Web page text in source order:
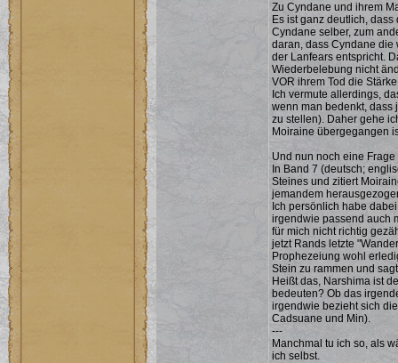
Zu Cyndane und ihrem
Es ist ganz deutlich,
Cyndane selber, zum
daran, dass Cyndane die
der Lanfears entspricht.
Wiederbelebung nicht
VOR ihrem Tod die
Ich vermute allerdings,
wenn man bedenkt, dass
zu stellen). Daher gehe
Moiraine übergegangen
Und nun noch eine
In Band 7 (deutsch;
Steines und zitiert
jemandem
Ich persönlich habe
irgendwie passend auch
für mich nicht richtig
jetzt Rands letzte
Prophezeiung wohl
Stein zu rammen und
Heißt das, Narshima ist
bedeuten? Ob das
irgendwie bezieht sich
Cadsuane und Min).
---
Manchmal tu ich so, als
ich selbst.